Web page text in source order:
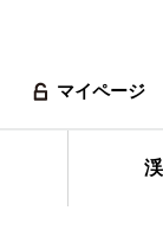
マイページ